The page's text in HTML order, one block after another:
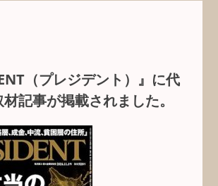
（プレジデント）』に代
記事が掲載されました。